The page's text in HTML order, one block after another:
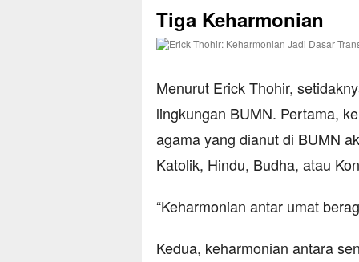
Tiga Keharmonian
Menurut Erick Thohir,
lingkungan BUMN. Pertama,
agama yang dianut di BUMN
Katolik, Hindu, Budha, atau
“Keharmonian antar umat
Kedua, keharmonian antara